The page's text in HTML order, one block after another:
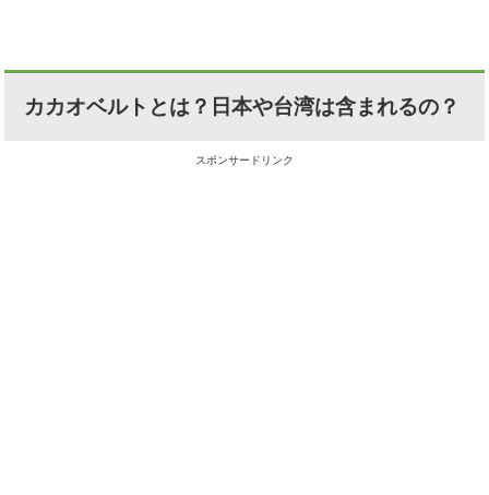
カカオベルトとは？日本や台湾は含まれるの？
スポンサードリンク